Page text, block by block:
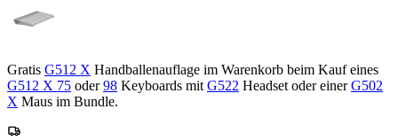
Gratis G512 X Handballenauflage im Warenkorb beim Kauf eines
G512 X 75 oder98 Keyboards mit G522 Headset oder einerG502
X Maus im Bundle.